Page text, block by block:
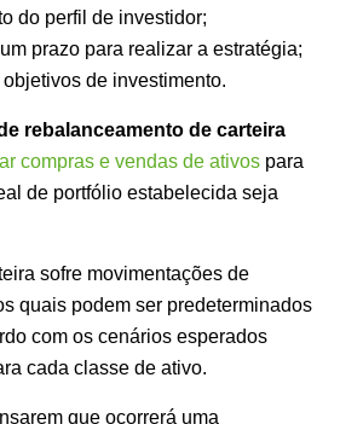
do perfil de investidor;
prazo para realizar a estratégia;
de investimento.
rebalanceamento de carteira
compras e vendas de ativos para
de portfólio estabelecida seja
sofre movimentações de
quais podem ser predeterminados
com os cenários esperados
cada classe de ativo.
que ocorrerá uma